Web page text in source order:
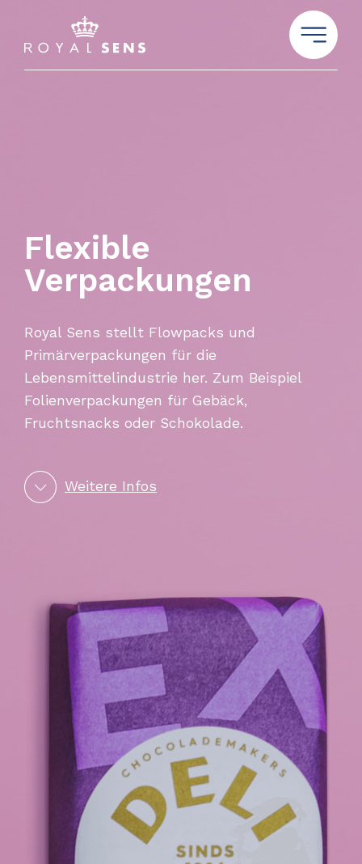
Flexible
Verpackungen
Royal Sens stellt Flowpacks und
Primärverpackungen für die
Lebensmittelindustrie her. Zum Beispiel
Folienverpackungen für Gebäck,
Fruchtsnacks oder Schokolade.
Weitere Infos